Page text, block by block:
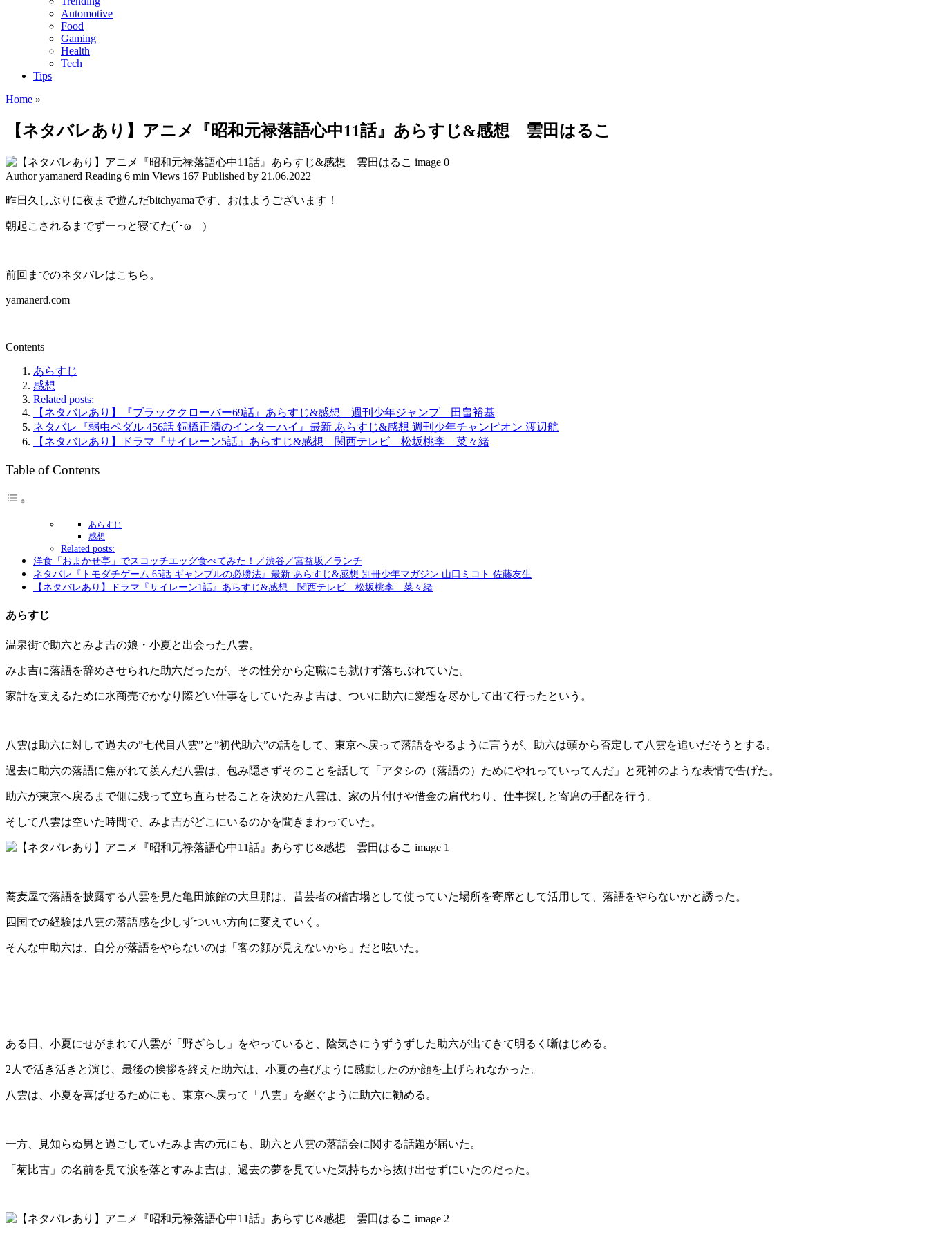
Automotive
Food
Gaming
Health
Tech
Tips
Home »
【ネタバレあり】アニメ『昭和元禄落語心中11話』あらすじ&感想 雲田はるこ
Author yamanerd Reading 6 min Views 167 Published by 21.06.2022
昨日久しぶりに夜まで遊んだbitchyamaです、おはようございます！
朝起こされるまでずーっと寝てた(´･ωゞ)
前回までのネタバレはこちら。
yamanerd.com
Contents
あらすじ
感想
Related posts:
【ネタバレあり】『ブラッククローバー69話』あらすじ&感想 週刊少年ジャンプ 田畠裕基
ネタバレ『弱虫ペダル 456話 銅橋正清のインターハイ』最新 あらすじ&感想 週刊少年チャンピオン 渡辺航
【ネタバレあり】ドラマ『サイレーン5話』あらすじ&感想 関西テレビ 松坂桃李 菜々緒
Table of Contents
あらすじ
感想
Related posts:
洋食「おまかせ亭」でスコッチエッグ食べてみた！／渋谷／宮益坂／ランチ
ネタバレ『トモダチゲーム 65話 ギャンブルの必勝法』最新 あらすじ&感想 別冊少年マガジン 山口ミコト 佐藤友生
【ネタバレあり】ドラマ『サイレーン1話』あらすじ&感想 関西テレビ 松坂桃李 菜々緒
あらすじ
温泉街で助六とみよ吉の娘・小夏と出会った八雲。
みよ吉に落語を辞めさせられた助六だったが、その性分から定職にも就けず落ちぶれていた。
家計を支えるために水商売でかなり際どい仕事をしていたみよ吉は、ついに助六に愛想を尽かして出て行ったという。
八雲は助六に対して過去の”七代目八雲”と”初代助六”の話をして、東京へ戻って落語をやるように言うが、助六は頭から否定して八雲を追いだそうとする。
過去に助六の落語に焦がれて羨んだ八雲は、包み隠さずそのことを話して「アタシの（落語の）ためにやれっていってんだ」と死神のような表情で告げた。
助六が東京へ戻るまで側に残って立ち直らせることを決めた八雲は、家の片付けや借金の肩代わり、仕事探しと寄席の手配を行う。
そして八雲は空いた時間で、みよ吉がどこにいるのかを聞きまわっていた。
蕎麦屋で落語を披露する八雲を見た亀田旅館の大旦那は、昔芸者の稽古場として使っていた場所を寄席として活用して、落語をやらないかと誘った。
四国での経験は八雲の落語感を少しずついい方向に変えていく。
そんな中助六は、自分が落語をやらないのは「客の顔が見えないから」だと呟いた。
ある日、小夏にせがまれて八雲が「野ざらし」をやっていると、陰気さにうずうずした助六が出てきて明るく噺はじめる。
2人で活き活きと演じ、最後の挨拶を終えた助六は、小夏の喜びように感動したのか顔を上げられなかった。
八雲は、小夏を喜ばせるためにも、東京へ戻って「八雲」を継ぐように助六に勧める。
一方、見知らぬ男と過ごしていたみよ吉の元にも、助六と八雲の落語会に関する話題が届いた。
「菊比古」の名前を見て涙を落とすみよ吉は、過去の夢を見ていた気持ちから抜け出せずにいたのだった。